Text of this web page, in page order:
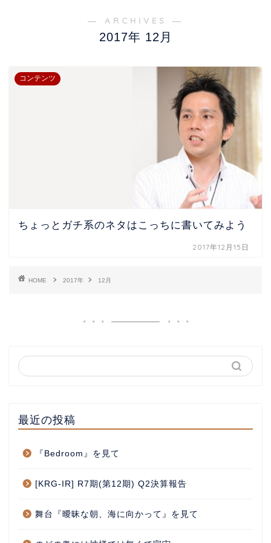
― ARCHIVES ―
2017年 12月
コンテンツ
ちょっとガチ系のネタはこっちに書いてみよう
2017年12月15日
HOME 2017年 12月
最近の投稿
『Bedroom』を見て
[KRG-IR] R7期(第12期) Q2決算報告
舞台『曖昧な朝、海に向かって』を見て